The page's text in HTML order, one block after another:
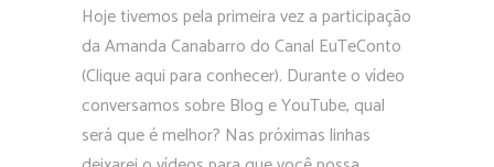
Hoje tivemos pela primeira vez a participação
da Amanda Canabarro do Canal EuTeConto
(Clique aqui para conhecer). Durante o vídeo
conversamos sobre Blog e YouTube, qual
será que é melhor? Nas próximas linhas